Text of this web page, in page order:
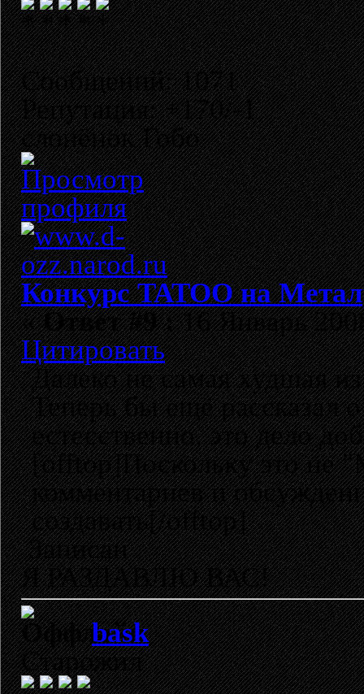
Сообщений: 1071
Репутация: +170/-1
слонёнок Гобо
Конкурс TATOO на
«Ответ #9 :16 Январь
Цитировать
Далеко не самая худшая
Теперь бы ещё рассказал
естесственно, это дело
[offtop]Поскольку это не
комментариев и
создавать[/offtop]
Записан
Я РАЗДАВЛЮ ВАС!
bask
Старожил